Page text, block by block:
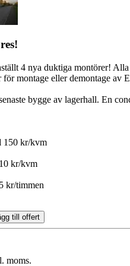
4 nya duktiga montörer!
för montage eller demontage av
bygge av lagerhall. En
150 kr/kvm
kr/kvm
kr/timmen
moms.